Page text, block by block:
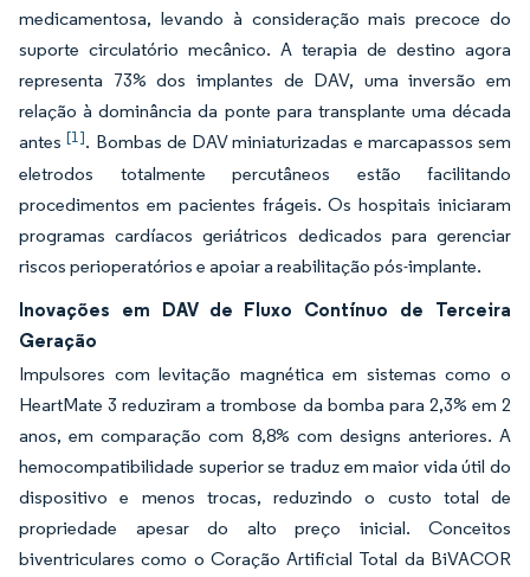
medicamentosa, levando à consideração mais precoce do
suporte circulatório mecânico. A terapia de destino agora
representa 73% dos implantes de DAV, uma inversão em
relação à dominância da ponte para transplante uma década
antes[1]. Bombas de DAV miniaturizadas e marcapassos sem
eletrodos totalmente percutâneos estão facilitando
procedimentos em pacientes frágeis. Os hospitais iniciaram
programas cardíacos geriátricos dedicados para gerenciar
riscos perioperatórios e apoiar a reabilitação pós-implante.
Inovações em DAV de Fluxo Contínuo de Terceira
Geração
Impulsores com levitação magnética em sistemas como o
HeartMate 3 reduziram a trombose da bomba para 2,3% em 2
anos, em comparação com 8,8% com designs anteriores. A
hemocompatibilidade superior se traduz em maior vida útil do
dispositivo e menos trocas, reduzindo o custo total de
propriedade apesar do alto preço inicial. Conceitos
biventriculares como o Coração Artificial Total da BiVACOR